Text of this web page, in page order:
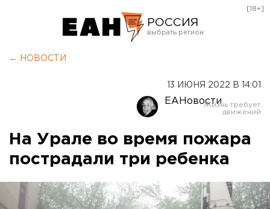
РОССИЯ
Оренбург
[18+]
← НОВОСТИ
13 ИЮНЯ 2022 В 14:01
ЕАНовости
На Урале во время пожара
пострадали три ребенка